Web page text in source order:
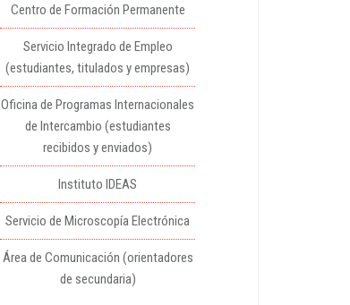
Centro de Formación Permanente
Servicio Integrado de Empleo
(estudiantes, titulados y empresas)
Oficina de Programas Internacionales
de Intercambio (estudiantes
recibidos y enviados)
Instituto IDEAS
Servicio de Microscopía Electrónica
Área de Comunicación (orientadores
de secundaria)